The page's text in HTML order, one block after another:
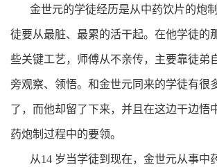
金世元的学徒经历是从中药饮片的炮
徒要从最脏、最累的活干起。在他学徒的
些关键工艺，师傅从不亲传，主要靠徒弟
旁观察、领悟。和金世元同来的学徒有很
了，而他却留了下来，并且在这边干边悟
药炮制过程中的要领。
从14 岁当学徒到现在，金世元从事中